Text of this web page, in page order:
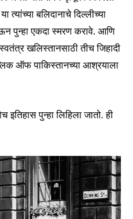
Policy.
75
Followers
त्यांच्या बलिदानाचे दिल्लीच्या
पुन्हा एकदा स्मरण करावे. आणि
खलिस्तानसाठी तीच जिहादी
ऑफ पाकिस्तानच्या आश्रयाला
इतिहास पुन्हा लिहिला जातो. ही